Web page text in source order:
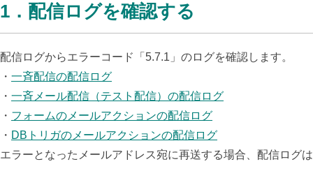
1 ． 配信ログを確認する
配信ログからエラーコード「5.7.1」のログを確認します。
・ 一斉配信の配信ログ
・ 一斉メール配信（テスト配信）の配信ログ
・ フォームのメールアクションの配信ログ
・ DBトリガのメールアクションの配信ログ
エラーとなったメールアドレス宛に再送する場合、配信ログ